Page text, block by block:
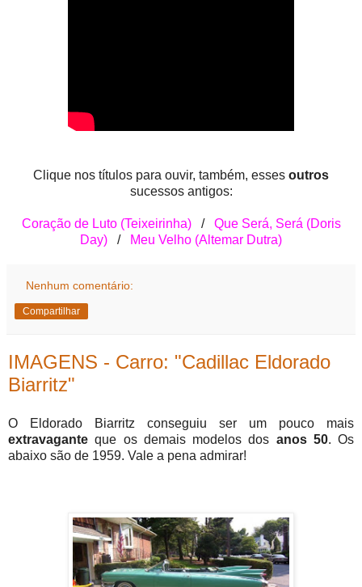
Clique nos títulos para ouvir, também, esses outros
sucessos antigos:
Coração de Luto (Teixeirinha)/ Que Será, Será (Doris
Day) / Meu Velho (Altemar Dutra)
Nenhum comentário:
Compartilhar
IMAGENS - Carro: "Cadillac Eldorado
Biarritz"
O Eldorado Biarritz conseguiu ser um pouco mais
extravagante que os demais modelos dos anos 50. Os
abaixo são de 1959. Vale a pena admirar!